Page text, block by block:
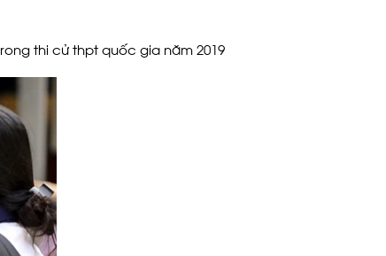
thi cử thpt quốc gia năm 2019